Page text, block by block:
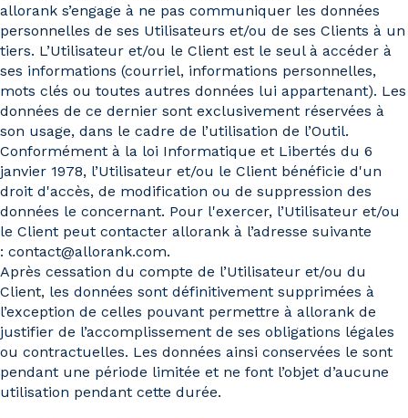
allorank s’engage à ne pas communiquer les données
personnelles de ses Utilisateurs et/ou de ses Clients à un
tiers. L’Utilisateur et/ou le Client est le seul à accéder à
ses informations (courriel, informations personnelles,
mots clés ou toutes autres données lui appartenant). Les
données de ce dernier sont exclusivement réservées à
son usage, dans le cadre de l’utilisation de l’Outil.
Conformément à la loi Informatique et Libertés du 6
janvier 1978, l’Utilisateur et/ou le Client bénéficie d'un
droit d'accès, de modification ou de suppression des
données le concernant. Pour l'exercer, l’Utilisateur et/ou
le Client peut contacter allorank à l’adresse suivante
: contact@allorank.com.
Après cessation du compte de l’Utilisateur et/ou du
Client, les données sont définitivement supprimées à
l’exception de celles pouvant permettre à allorank de
justifier de l’accomplissement de ses obligations légales
ou contractuelles. Les données ainsi conservées le sont
pendant une période limitée et ne font l’objet d’aucune
utilisation pendant cette durée.